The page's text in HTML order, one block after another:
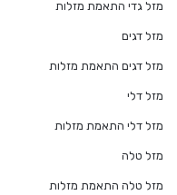
מזל גדי התאמת מזלות
מזל דגים
מזל דגים התאמת מזלות
מזל דלי
מזל דלי התאמת מזלות
מזל טלה
מזל טלה התאמת מזלות